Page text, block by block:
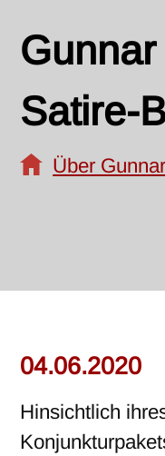
Satire-
Über
04.06.2020
Hinsichtlich